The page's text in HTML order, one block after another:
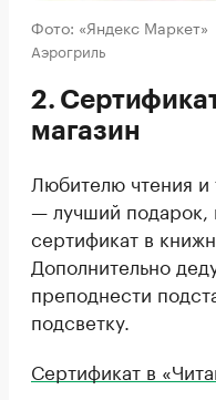
Фото: «Яндекс Маркет»
Аэрогриль
2.
магазин
Любителю чтения и
— лучший подарок,
сертификат в
Дополнительно
преподнести
подсветку.
Сертификат в